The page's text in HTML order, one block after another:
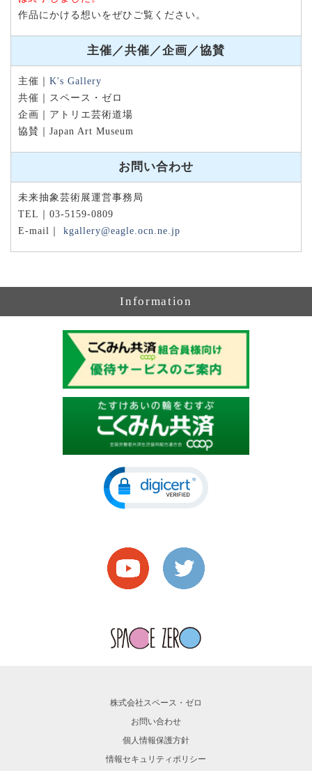
作品にかける想いをぜひご覧ください。
主催／共催／企画／協賛
主催｜ K's Gallery
共催｜スペース・ゼロ
企画｜アトリエ芸術道場
協賛｜Japan Art Museum
お問い合わせ
未来抽象芸術展運営事務局
TEL｜03-5159-0809
E-mail｜ kgallery@eagle.ocn.ne.jp
Information
株式会社スペース・ゼロ
お問い合わせ
個人情報保護方針
情報セキュリティポリシー